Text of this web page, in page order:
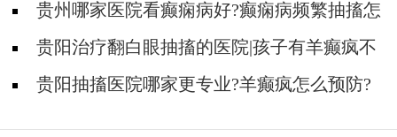
治疗?贵州哪家医院看癫痫病好?癫痫病频繁抽搐怎
么治疗?
贵阳治疗翻白眼抽搐的医院|孩子有羊癫疯不
能吃什么?
贵阳抽搐医院哪家更专业?羊癫疯怎么预防?